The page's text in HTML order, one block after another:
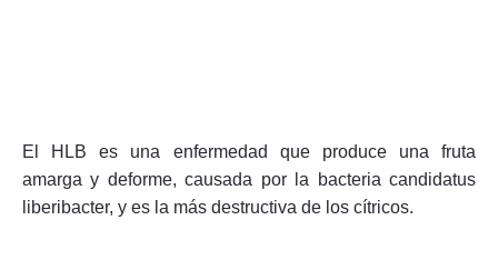
El HLB es una enfermedad que produce una fruta
amarga y deforme, causada por la bacteria candidatus
liberibacter, y es la más destructiva de los cítricos.